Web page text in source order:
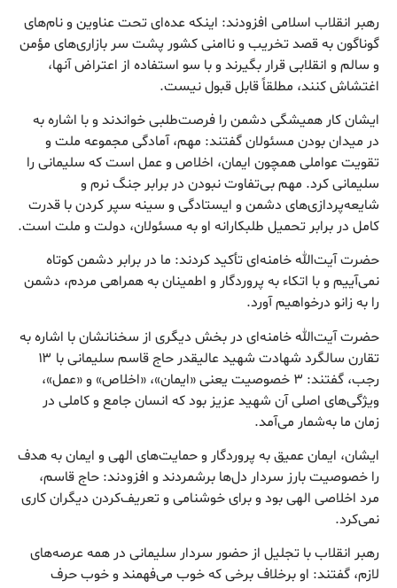
رهبر انقلاب اسلامی افزودند: اینکه عده‌ای تحت عناوین و نام‌های
گوناگون به قصد تخریب و ناامنی کشور پشت سر بازاری‌های مؤمن
و سالم و انقلابی قرار بگیرند و با سو استفاده از اعتراض آنها،
اغتشاش کنند، مطلقاً قابل قبول نیست.
ایشان کار همیشگی دشمن را فرصت‌طلبی خواندند و با اشاره به
در میدان بودن مسئولان گفتند: مهم، آمادگی مجموعه ملت و
تقویت عواملی همچون ایمان، اخلاص و عمل است که سلیمانی را
سلیمانی کرد. مهم بی‌تفاوت نبودن در برابر جنگ نرم و
شایعه‌پردازی‌های دشمن و ایستادگی و سینه سپر کردن با قدرت
کامل در برابر تحمیل طلبکارانه او به مسئولان، دولت و ملت است.
حضرت آیت‌الله خامنه‌ای تأکید کردند: ما در برابر دشمن کوتاه
نمی‌آییم و با اتکاء به پروردگار و اطمینان به همراهی مردم، دشمن
را به زانو درخواهیم آورد.
حضرت آیت‌الله خامنه‌ای در بخش دیگری از سخنانشان با اشاره به
تقارن سالگرد شهادت شهید عالیقدر حاج قاسم سلیمانی با ۱۳
رجب، گفتند: ۳ خصوصیت یعنی «ایمان»، «اخلاص» و «عمل»،
ویژگی‌های اصلی آن شهید عزیز بود که انسان جامع و کاملی در
زمان ما به‌شمار می‌آمد.
ایشان، ایمان عمیق به پروردگار و حمایت‌های الهی و ایمان به هدف
را خصوصیت بارز سردار دل‌ها برشمردند و افزودند: حاج قاسم،
مرد اخلاصی الهی بود و برای خوشنامی و تعریف‌کردن دیگران کاری
نمی‌کرد.
رهبر انقلاب با تجلیل از حضور سردار سلیمانی در همه عرصه‌های
لازم، گفتند: او برخلاف برخی که خوب می‌فهمند و خوب حرف